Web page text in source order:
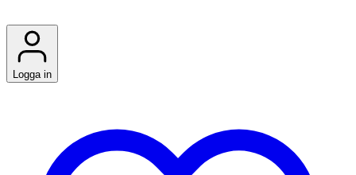
Logga in